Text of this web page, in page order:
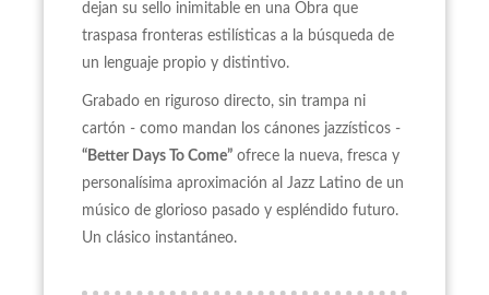
dejan su sello inimitable en una Obra que
traspasa fronteras estilísticas a la búsqueda de
un lenguaje propio y distintivo.
Grabado en riguroso directo, sin trampa ni
cartón - como mandan los cánones jazzísticos -
“Better Days To Come” ofrece la nueva, fresca y
personalísima aproximación al Jazz Latino de un
músico de glorioso pasado y espléndido futuro.
Un clásico instantáneo.